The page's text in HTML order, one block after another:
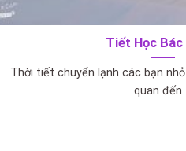
Tiết Học Bác
Thời tiết chuyển lạnh các bạn
quan đến